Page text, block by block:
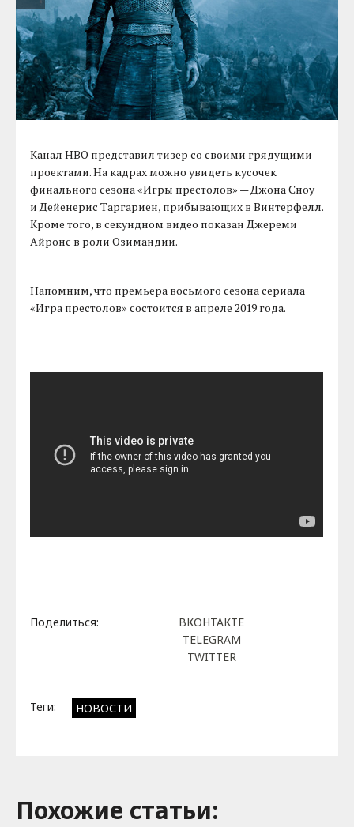
Канал HBO представил тизер со своими грядущими
проектами. На кадрах можно увидеть кусочек
финального сезона «Игры престолов» — Джона Сноу
и Дейенерис Таргариен, прибывающих в Винтерфелл.
Кроме того, в секундном видео показан Джереми
Айронс в роли Озимандии.
Напомним, что премьера восьмого сезона сериала
«Игра престолов» состоится в апреле 2019 года.
Поделиться:
ВКОНТАКТЕ
TELEGRAM
TWITTER
Теги: НОВОСТИ
Похожие cтатьи: